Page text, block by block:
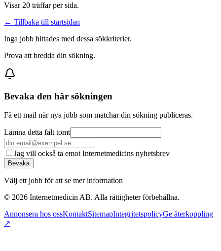
Visar 20 träffar per sida.
← Tillbaka till startsidan
Inga jobb hittades med dessa sökkriterier.
Prova att bredda din sökning.
Bevaka den här sökningen
Få ett mail när nya jobb som matchar din sökning publiceras.
Lämna detta fält tomt
Jag vill också ta emot Internetmedicins nyhetsbrev
Bevaka
Välj ett jobb för att se mer information
© 2026 Internetmedicin AB. Alla rättigheter förbehållna.
Annonsera hos ossKontaktSitemapIntegritetspolicyGe återkoppling
↗